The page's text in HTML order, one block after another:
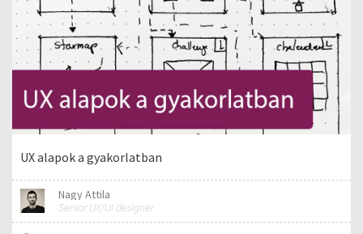
UX alapok a gyakorlatban
Nagy Attila
Senior UX/UI designer